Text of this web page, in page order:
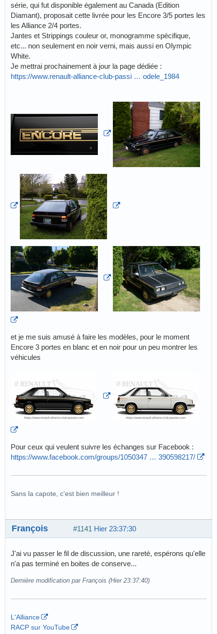
série, qui fut disponible également au Canada (Edition
Diamant), proposait cette livrée pour les Encore 3/5 portes les
les Alliance 2/4 portes.
Jantes et Strippings couleur or, monogramme spécifique,
etc... non seulement en noir verni, mais aussi en Olympic
White.
Je mettrai prochainement à jour la page dédiée :
https://www.renault-alliance-club-passi … odele_1984
et je me suis amusé à faire les modèles, pour le moment
Encore 3 portes en blanc et en noir pour un peu montrer les
véhicules
Pour ceux qui veulent suivre les échanges sur Facebook :
https://www.facebook.com/groups/1050347 … 390598217/
Sans la capote, c'est bien meilleur !
#1141 Hier 23:37:30
François
J'ai vu passer le fil de discussion, une rareté, espérons qu'elle
n'a pas terminé en boites de conserve...
Dernière modification par François (Hier 23:37:40)
L'Alliance
RACP sur YouTube